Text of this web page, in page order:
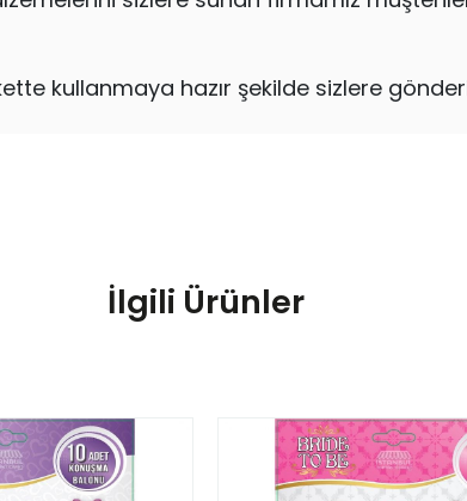
kullanmaya hazır şekilde sizlere
İlgili Ürünler